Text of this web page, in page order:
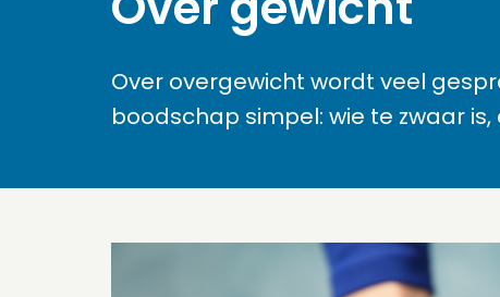
Over overgewicht wordt veel
boodschap simpel: wie te zwaar